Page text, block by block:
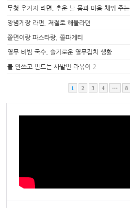
무청 우거지 라면, 추운 날 몸과 마음 채워 주는
양념게장 라면, 저절로 해물라면
쫄면이랑 파스타랑, 쫄파게티
열무 비빔 국수, 슬기로운 열무김치 생활
불 안쓰고 만드는 사발면 라볶이 2
1 2 3 4 ··· 8